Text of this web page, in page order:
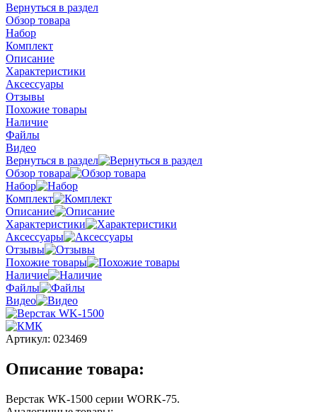
Вернуться в раздел
Обзор товара
Набор
Комплект
Описание
Характеристики
Аксессуары
Отзывы
Похожие товары
Наличие
Файлы
Видео
Вернуться в раздел
Обзор товара
Набор
Комплект
Описание
Характеристики
Аксессуары
Отзывы
Похожие товары
Наличие
Файлы
Видео
Артикул: 023469
Описание товара:
Верстак WK-1500 серии WORK-75.